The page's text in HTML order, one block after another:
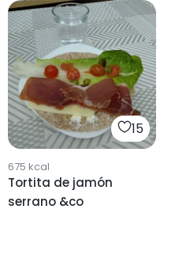
15
675 kcal
Tortita de jamón
serrano &co